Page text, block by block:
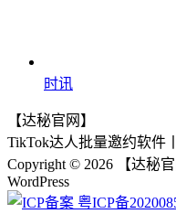
时讯
【达秘官网】
TikTok达人批量邀约软件
Copyright © 2026 【达秘官
WordPress
粤ICP备